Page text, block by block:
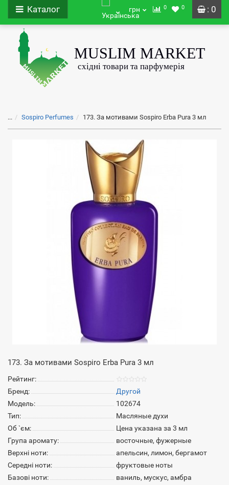
: 0
Каталог грн 0 0
... Sospiro Perfumes 173. За мотивами Sospiro Erba Pura 3 мл
173. За мотивами Sospiro Erba Pura 3 мл
Рейтинг:
Бренд:
Другой
Модель:
102674
Тип:
Масляные духи
Об `єм:
Цена указана за 3 мл
Група аромату:
восточные, фужерные
Верхні ноти:
апельсин, лимон, бергамот
Середні ноти:
фруктовые ноты
Базові ноти:
ваниль, мускус, амбра